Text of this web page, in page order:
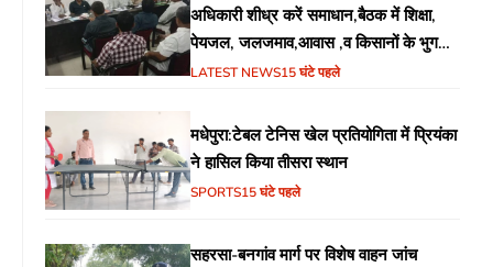
अधिकारी शीध्र करें समाधान,बैठक में शिक्षा,
पेयजल, जलजमाव,आवास ,व किसानों के भुगतान
का उठा मुद्दा
LATEST NEWS15 घंटे पहले
मधेपुरा:टेबल टेनिस खेल प्रतियोगिता में प्रियंका
ने हासिल किया तीसरा स्थान
SPORTS15 घंटे पहले
सहरसा-बनगांव मार्ग पर विशेष वाहन जांच